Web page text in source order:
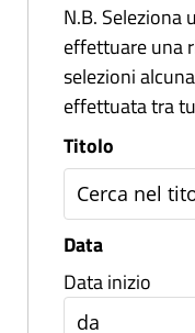
N.B. Seleziona
effettuare una
selezioni
effettuata tra
Titolo
Data
Data inizio